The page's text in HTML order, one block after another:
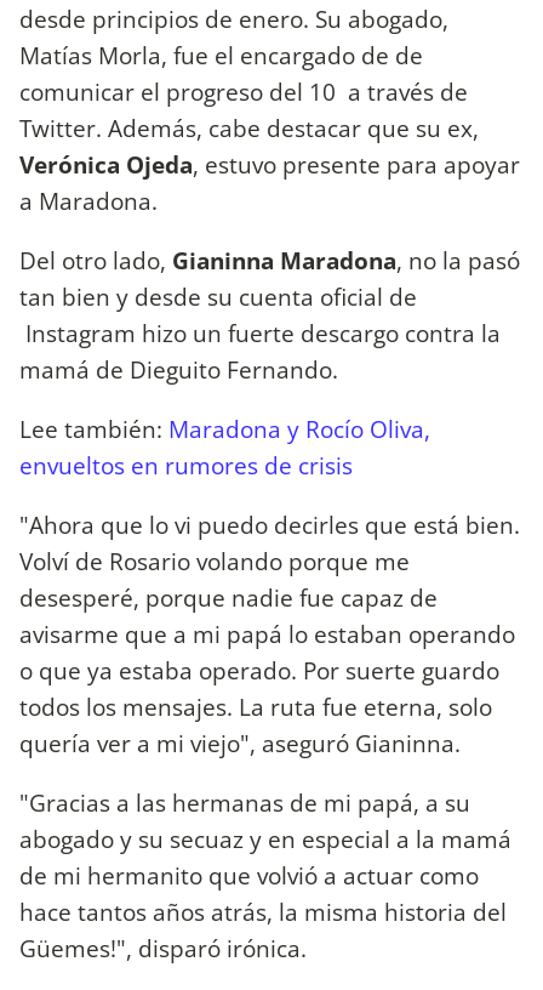
desde principios de enero. Su abogado,
Matías Morla, fue el encargado de de
comunicar el progreso del 10 a través de
Twitter. Además, cabe destacar que su ex,
Verónica Ojeda, estuvo presente para apoyar
a Maradona.
Del otro lado, Gianinna Maradona, no la pasó
tan bien y desde su cuenta oficial de
Instagram hizo un fuerte descargo contra la
mamá de Dieguito Fernando.
Lee también: Maradona y Rocío Oliva,
envueltos en rumores de crisis
"Ahora que lo vi puedo decirles que está bien.
Volví de Rosario volando porque me
desesperé, porque nadie fue capaz de
avisarme que a mi papá lo estaban operando
o que ya estaba operado. Por suerte guardo
todos los mensajes. La ruta fue eterna, solo
quería ver a mi viejo", aseguró Gianinna.
"Gracias a las hermanas de mi papá, a su
abogado y su secuaz y en especial a la mamá
de mi hermanito que volvió a actuar como
hace tantos años atrás, la misma historia del
Güemes!", disparó irónica.